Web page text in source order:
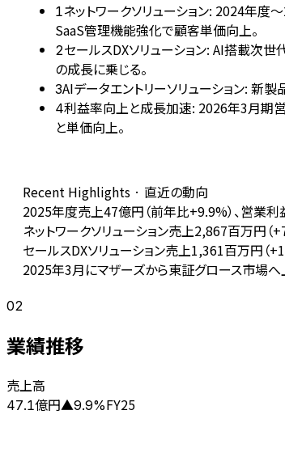
1ネットワークソリューション: 2024年
SaaS管理機能強化で顧客単価向上。
2セールスDXソリューション: AI搭載次
の成長に乗じる。
3AIデータエントリーソリューション: 新
4利益率向上と成長加速: 2026年3月期営
と単価向上。
Recent Highlights · 直近の動向
2025年度売上47億円（前年比+9.9%）、営業
ネットワークソリューション売上2,867百万円（
セールスDXソリューション売上1,361百万円（
2025年3月にマザーズから東証グロース市場へ
02
業績推移
売上高
47.1億円▲9.9%FY25